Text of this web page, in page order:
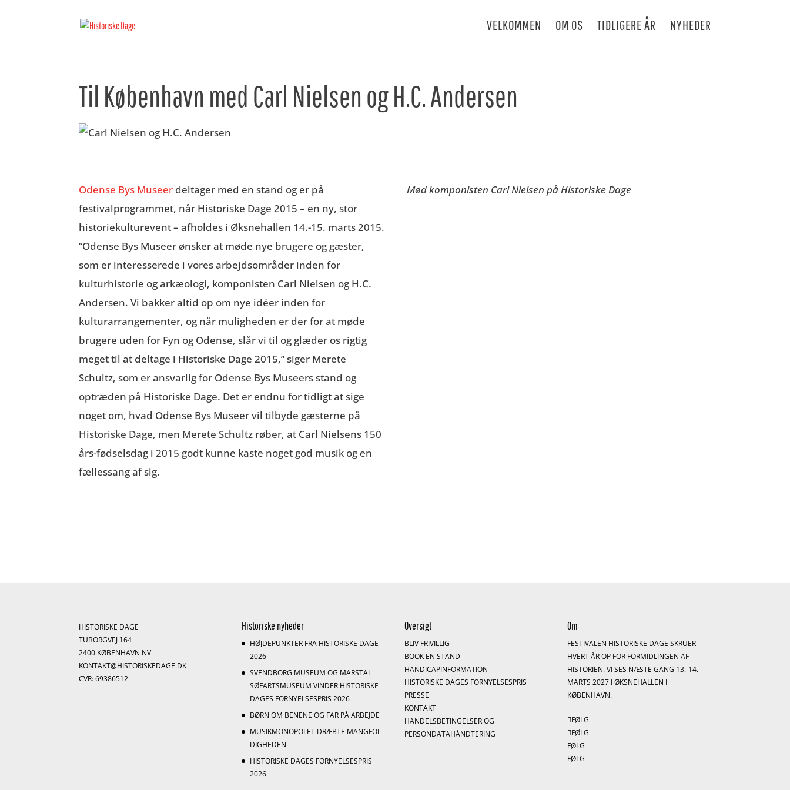
VELKOMMEN OM OS TIDLIGERE ÅR NYHEDER
Til København med Carl Nielsen og H.C. Andersen
Odense Bys Museer deltager med en stand og er på
festivalprogrammet, når Historiske Dage 2015 – en ny, stor
historiekulturevent – afholdes i Øksnehallen 14.-15. marts 2015.
“Odense Bys Museer ønsker at møde nye brugere og gæster,
som er interesserede i vores arbejdsområder inden for
kulturhistorie og arkæologi, komponisten Carl Nielsen og H.C.
Andersen. Vi bakker altid op om nye idéer inden for
kulturarrangementer, og når muligheden er der for at møde
brugere uden for Fyn og Odense, slår vi til og glæder os rigtig
meget til at deltage i Historiske Dage 2015,” siger Merete
Schultz, som er ansvarlig for Odense Bys Museers stand og
optræden på Historiske Dage. Det er endnu for tidligt at sige
noget om, hvad Odense Bys Museer vil tilbyde gæsterne på
Historiske Dage, men Merete Schultz røber, at Carl Nielsens 150
års-fødselsdag i 2015 godt kunne kaste noget god musik og en
fællessang af sig.
Mød komponisten Carl Nielsen på Historiske Dage
HISTORISKE DAGE
TUBORGVEJ 164
2400 KØBENHAVN NV
KONTAKT@HISTORISKEDAGE.DK
CVR: 69386512
Historiske nyheder
HØJDEPUNKTER FRA HISTORISKE DAGE
2026
SVENDBORG MUSEUM OG MARSTAL
SØFARTSMUSEUM VINDER HISTORISKE
DAGES FORNYELSESPRIS 2026
BØRN OM BENENE OG FAR PÅ ARBEJDE
MUSIKMONOPOLET DRÆBTE MANGFOL
DIGHEDEN
HISTORISKE DAGES FORNYELSESPRIS
2026
Oversigt
BLIV FRIVILLIG
BOOK EN STAND
HANDICAPINFORMATION
HISTORISKE DAGES FORNYELSESPRIS
PRESSE
KONTAKT
HANDELSBETINGELSER OG
PERSONDATAHÅNDTERING
Om
FESTIVALEN HISTORISKE DAGE SKRUER
HVERT ÅR OP FOR FORMIDLINGEN AF
HISTORIEN. VI SES NÆSTE GANG 13.-14.
MARTS 2027 I ØKSNEHALLEN I
KØBENHAVN.
FØLG
FØLG
FØLG
FØLG